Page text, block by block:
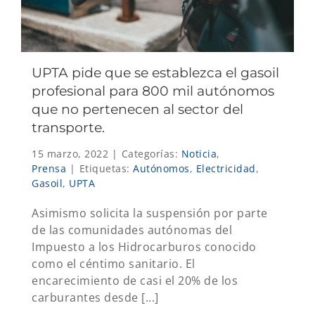
UPTA pide que se establezca el gasoil
profesional para 800 mil autónomos
que no pertenecen al sector del
transporte.
15 marzo, 2022 | Categorías: Noticia,
Prensa | Etiquetas: Autónomos, Electricidad,
Gasoil, UPTA
Asimismo solicita la suspensión por parte
de las comunidades autónomas del
Impuesto a los Hidrocarburos conocido
como el céntimo sanitario. El
encarecimiento de casi el 20% de los
carburantes desde [...]